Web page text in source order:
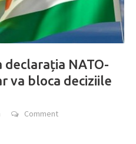
declarația NATO-
va bloca deciziile
Comment